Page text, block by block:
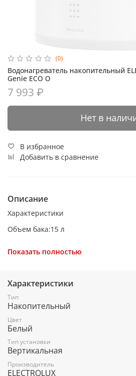
(0)
Водонагреватель накопительный
Genie ECO O
7 993 ₽
Нет в
В избранное
Добавить в сравнение
Описание
Характеристики
Объем бака:15 л
Управление:механическое
Тип ТЭНа:мокрый
Тип установки:настенный, над
Напряжение электропитания:220 В
УЗО в комплекте:да
Магниевый анод:да
Показать полностью
Характеристики
Тип
Накопительный
Цвет
Белый
Тип установки
Вертикальная
Производитель
ELECTROLUX